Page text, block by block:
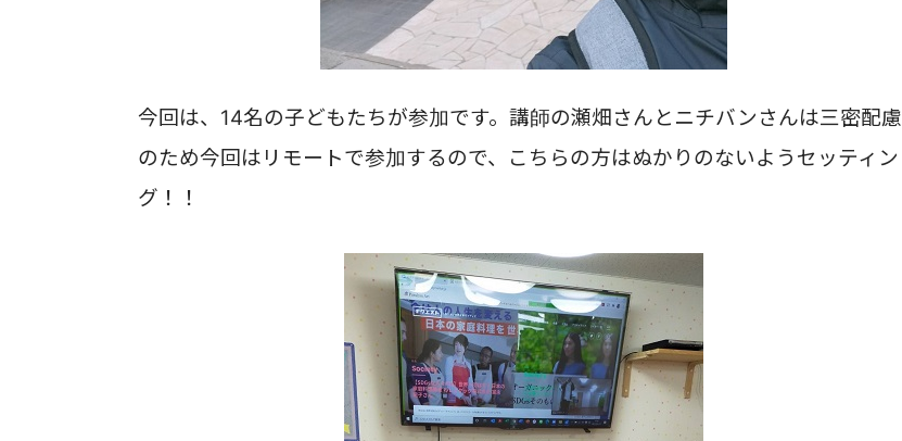
今回は、14名の子どもたちが参加です。 講師の瀬畑さんとニチバンさんは三密配慮
のため今回はリモートで参加するので、こちらの方はぬかりのないようセッティン
グ！！